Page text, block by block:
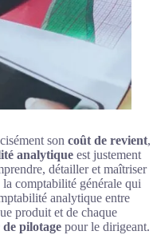
son coût de revient,
analytique est justement
détailler et maîtriser
la comptabilité générale qui
analytique entre
produit et de chaque
pilotage pour le dirigeant.